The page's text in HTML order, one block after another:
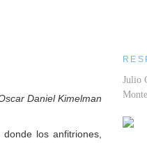
Daniel Kimelman
los anfitriones,
Julio